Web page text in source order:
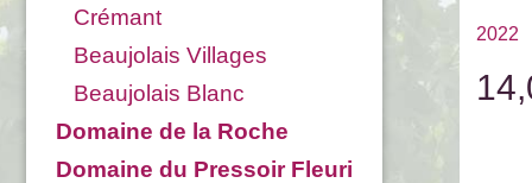
Crémant
Beaujolais Villages
Beaujolais Blanc
Domaine de la Roche
Domaine du Pressoir Fleuri
2022